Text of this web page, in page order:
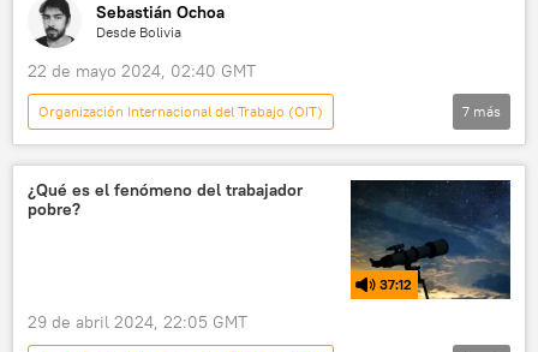
Sebastián Ochoa
Desde Bolivia
22 de mayo 2024, 02:40 GMT
Organización Internacional del Trabajo (OIT)
América Latina
Bolivia
Luis Arce
💬 Opinión y Análisis
mercado de trabajo
política
7 más
¿Qué es el fenómeno del trabajador
pobre?
37:12
29 de abril 2024, 22:05 GMT